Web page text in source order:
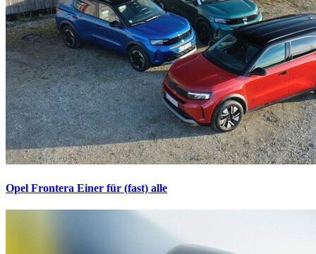
Opel Frontera Einer für (fast) alle